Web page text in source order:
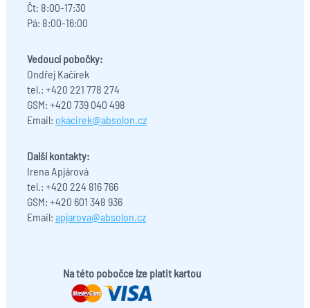
Čt: 8:00-17:30
Pá: 8:00-16:00
Vedoucí pobočky:
Ondřej Kačírek
tel.: +420 221 778 274
GSM: +420 739 040 498
Email: okacirek@absolon.cz
Další kontakty:
Irena Apjárová
tel.: +420 224 816 766
GSM: +420 601 348 936
Email: apjarova@absolon.cz
Na této pobočce lze platit kartou